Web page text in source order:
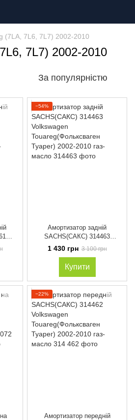
(7LA, 7L6, 7L7) 2002-2010
7L7) 2002-2010
За популярністю
−54%
Амортизатор задній
SACHS(САКС) 314463
Volkswagen
Touareg(Фольксваген Туарег)
2002-2010 газ-масло
1 430 грн 3 100 грн
Купити
−22%
Амортизатор передній